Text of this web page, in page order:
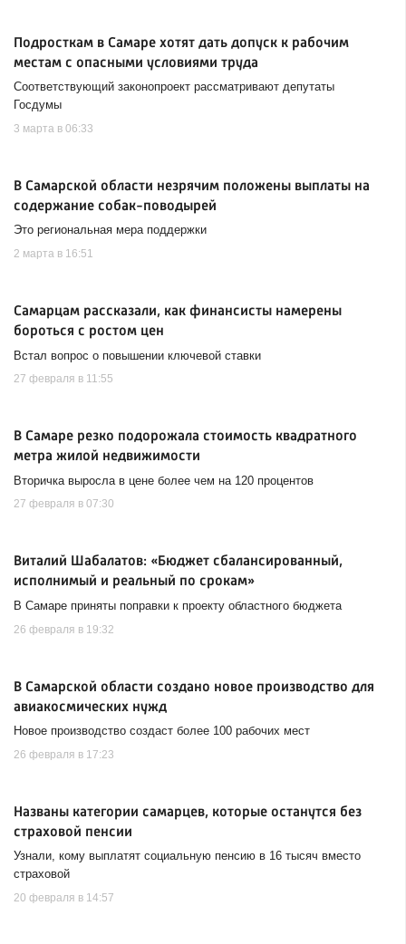
Подросткам в Самаре хотят дать допуск к рабочим
местам с опасными условиями труда
Соответствующий законопроект рассматривают депутаты
Госдумы
3 марта в 06:33
В Самарской области незрячим положены выплаты на
содержание собак-поводырей
Это региональная мера поддержки
2 марта в 16:51
Самарцам рассказали, как финансисты намерены
бороться с ростом цен
Встал вопрос о повышении ключевой ставки
27 февраля в 11:55
В Самаре резко подорожала стоимость квадратного
метра жилой недвижимости
Вторичка выросла в цене более чем на 120 процентов
27 февраля в 07:30
Виталий Шабалатов: «Бюджет сбалансированный,
исполнимый и реальный по срокам»
В Самаре приняты поправки к проекту областного бюджета
26 февраля в 19:32
В Самарской области создано новое производство для
авиакосмических нужд
Новое производство создаст более 100 рабочих мест
26 февраля в 17:23
Названы категории самарцев, которые останутся без
страховой пенсии
Узнали, кому выплатят социальную пенсию в 16 тысяч вместо
страховой
20 февраля в 14:57